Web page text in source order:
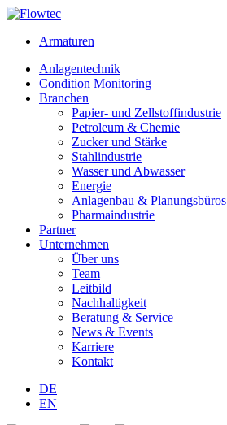
Skip
contentArmaturen
Anlagentechnik
Condition Monitoring
Branchen
Papier- und Zellstoffindustrie
Petroleum & Chemie
Zucker und Stärke
Stahlindustrie
Wasser und Abwasser
Energie
Anlagenbau & Planungsbüros
Pharmaindustrie
Partner
Unternehmen
Über uns
Team
Leitbild
Nachhaltigkeit
Beratung & Service
News & Events
Karriere
Kontakt
DE
EN